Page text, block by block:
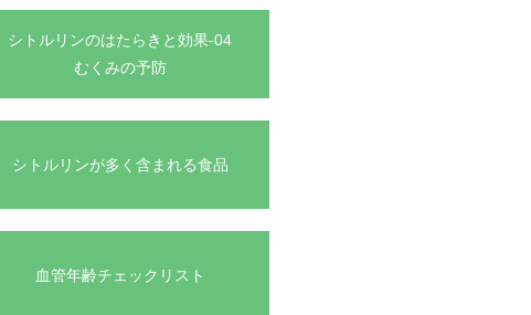
シトルリンのはたらきと効果-04
むくみの予防
シトルリンが多く含まれる食品
血管年齢チェックリスト